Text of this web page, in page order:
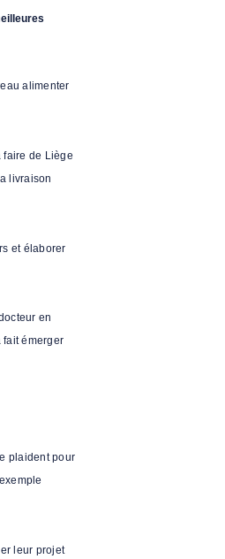
alimenter
faire de Liège
livraison
et élaborer
en
fait émerger
plaident pour
leur projet